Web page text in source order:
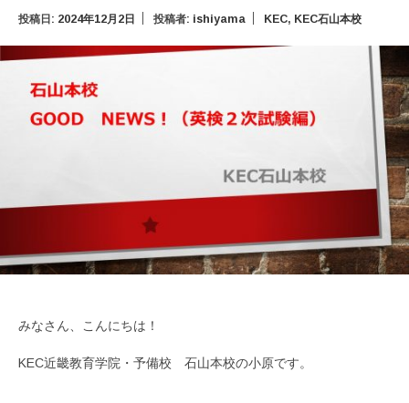
投稿日: 2024年12月2日 投稿者: ishiyama KEC, KEC石山本校
みなさん、こんにちは！
KEC近畿教育学院・予備校 石山本校の小原です。